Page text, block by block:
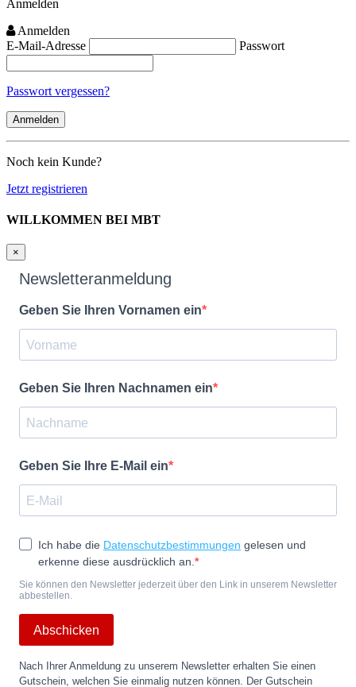
Anmelden
Anmelden
E-Mail-Adresse
Passwort
Passwort vergessen?
Noch kein Kunde?
Jetzt registrieren
WILLKOMMEN BEI MBT
×
Newsletteranmeldung
Geben Sie Ihren Vornamen ein
Geben Sie Ihren Nachnamen ein
Geben Sie Ihre E-Mail ein
Ich habe die Datenschutzbestimmungen gelesen und
erkenne diese ausdrücklich an.
Sie können den Newsletter jederzeit über den Link in unserem Newsletter
abbestellen.
Abschicken
Nach Ihrer Anmeldung zu unserem Newsletter erhalten Sie einen
Gutschein, welchen Sie einmalig nutzen können. Der Gutschein